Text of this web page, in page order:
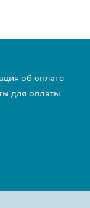
об оплате
для оплаты